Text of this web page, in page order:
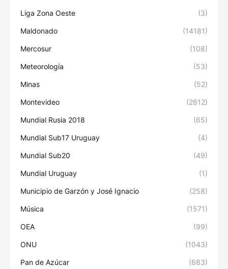
Liga Zona Oeste (3)
Maldonado (14181)
Mercosur (108)
Meteorología (53)
Minas (52)
Montevideo (2812)
Mundial Rusia 2018 (65)
Mundial Sub17 Uruguay (4)
Mundial Sub20 (49)
Mundial Uruguay (1)
Municipio de Garzón y José Ignacio (258)
Música (1571)
OEA (99)
ONU (1043)
Pan de Azúcar (683)